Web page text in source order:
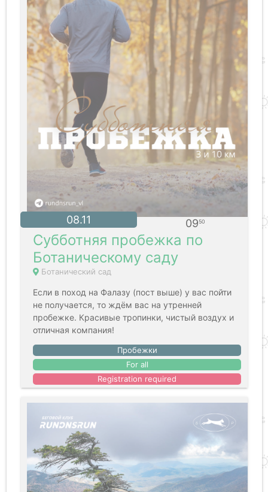
08.11 0950
Субботняя пробежка по
Ботаническому саду
Ботанический сад
Если в поход на Фалазу (пост выше) у вас пойти
не получается, то ждём вас на утренней
пробежке. Красивые тропинки, чистый воздух и
отличная компания!
Пробежки
For all
Registration required